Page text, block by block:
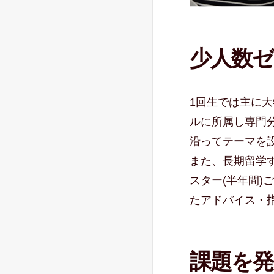
少人数
1回生では主に
ルに所属し専門
沿ってテーマを
また、長期留学
スター(半年間)
たアドバイス・
課題を